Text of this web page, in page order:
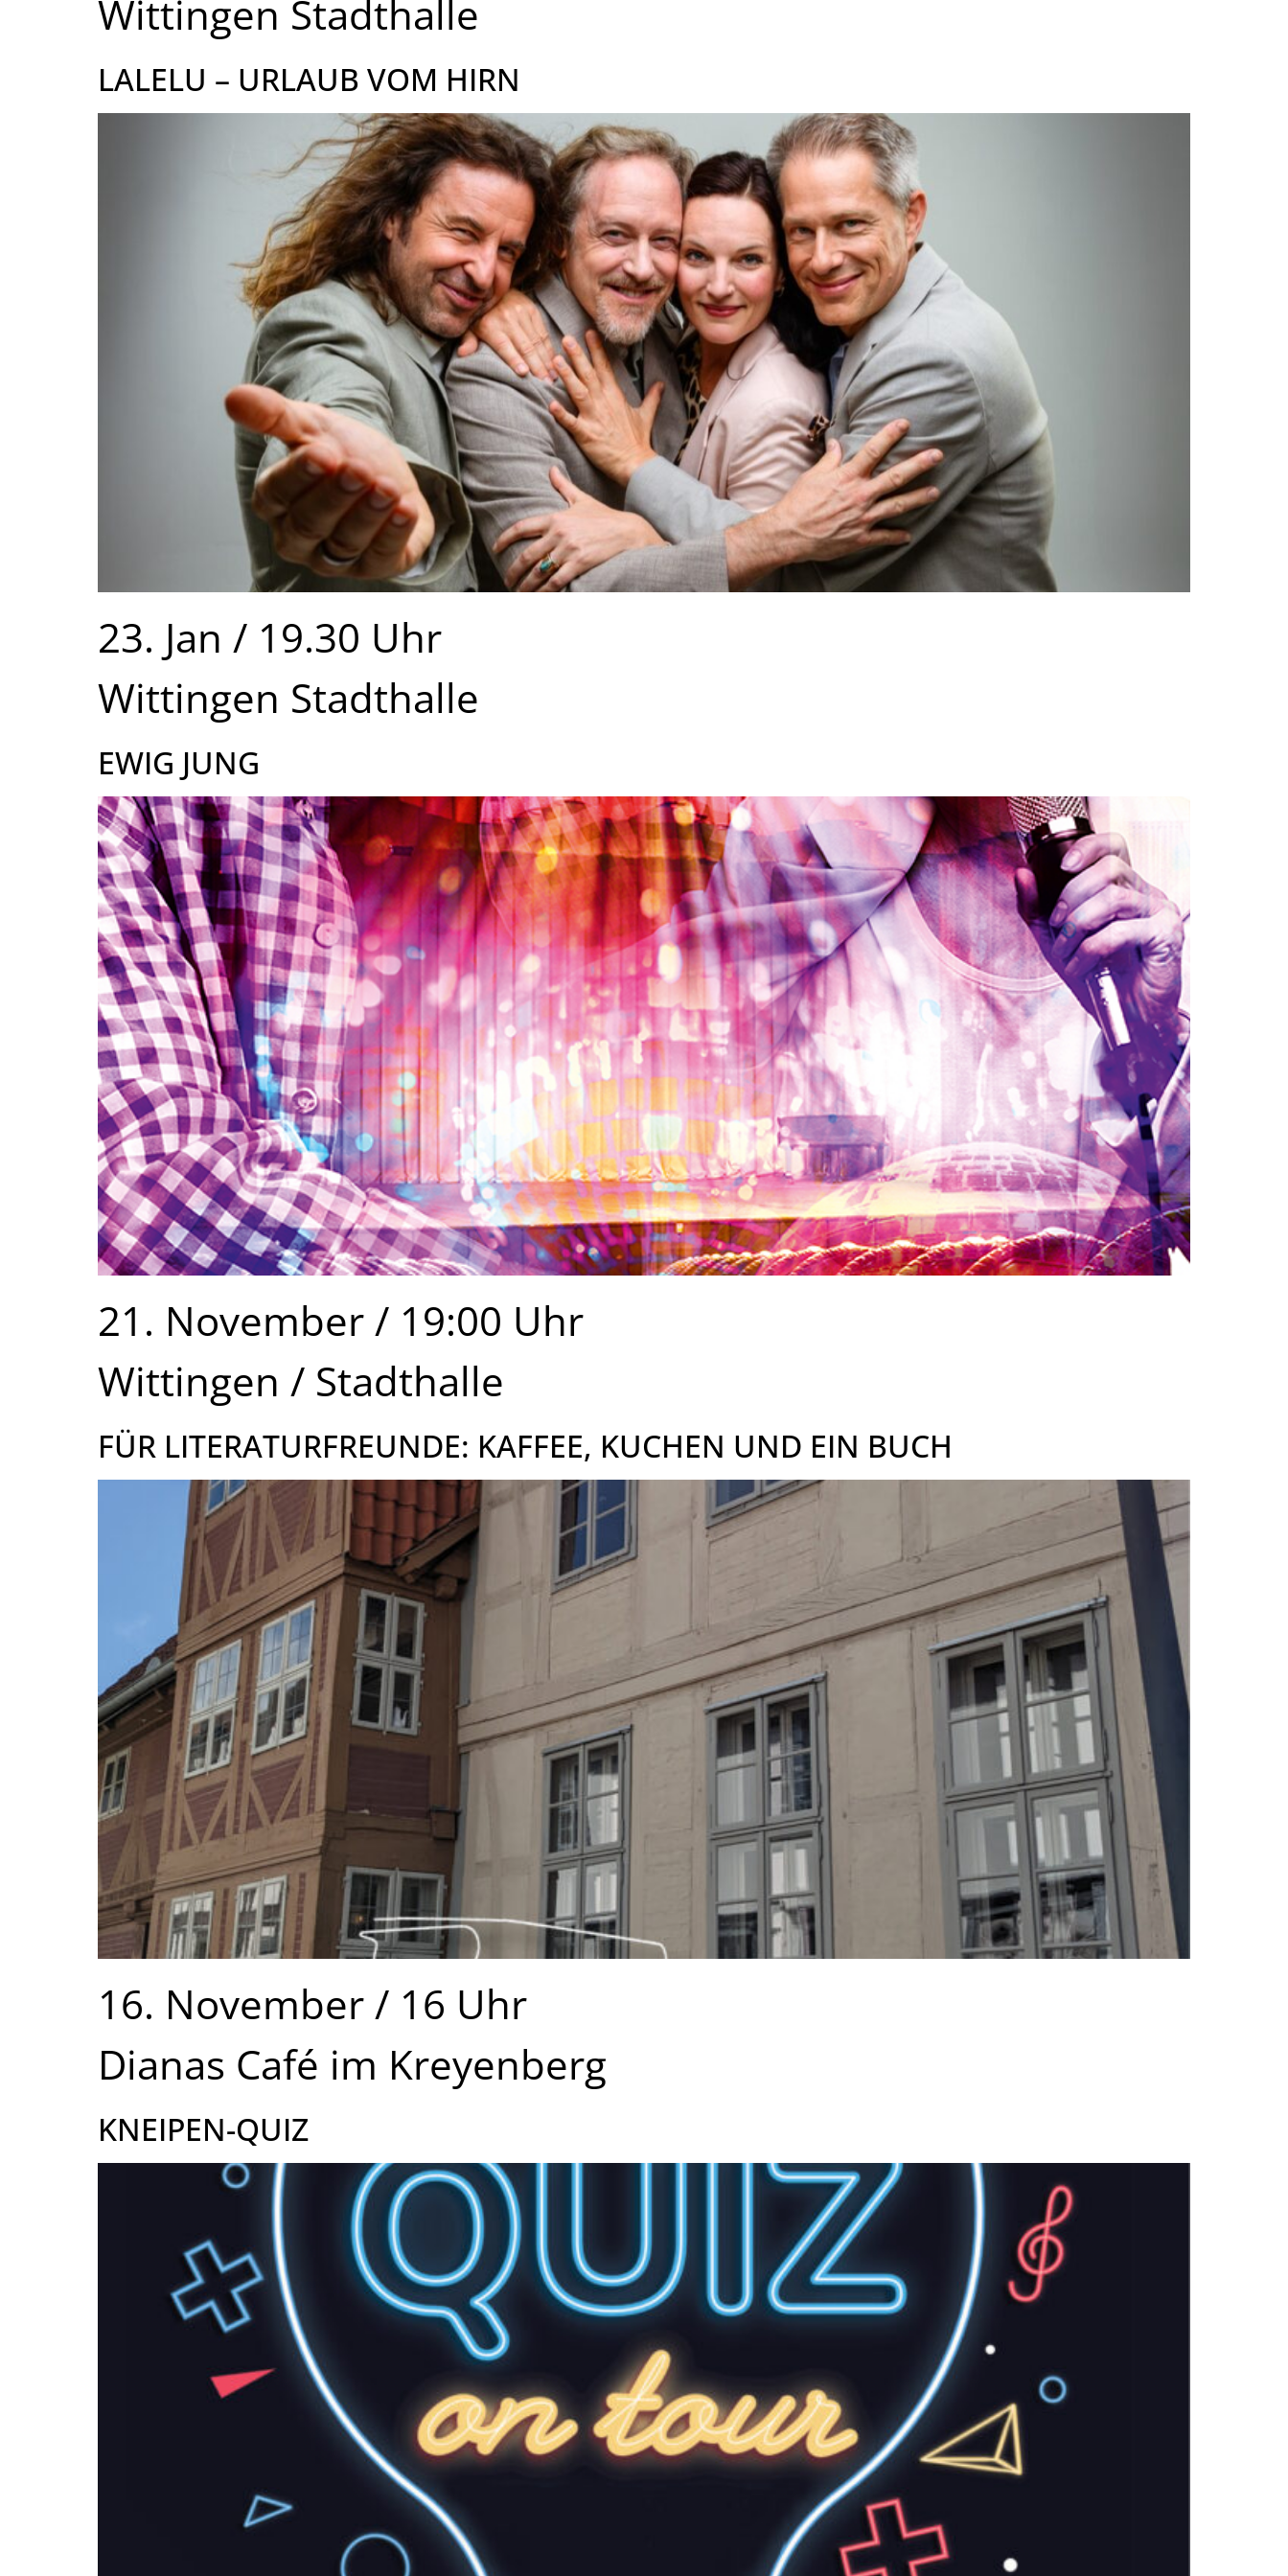
Wittingen Stadthalle
LALELU – URLAUB VOM HIRN
23. Jan / 19.30 Uhr
Wittingen Stadthalle
EWIG JUNG
21. November / 19:00 Uhr
Wittingen / Stadthalle
FÜR LITERATURFREUNDE: KAFFEE, KUCHEN UND EIN BUCH
16. November / 16 Uhr
Dianas Café im Kreyenberg
KNEIPEN-QUIZ